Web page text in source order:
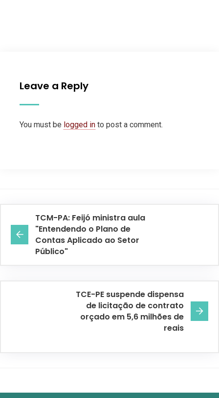
Leave a Reply
You must be logged in to post a comment.
TCM-PA: Feijó ministra aula
"Entendendo o Plano de
Contas Aplicado ao Setor
Público"
TCE-PE suspende dispensa
de licitação de contrato
orçado em 5,6 milhões de
reais